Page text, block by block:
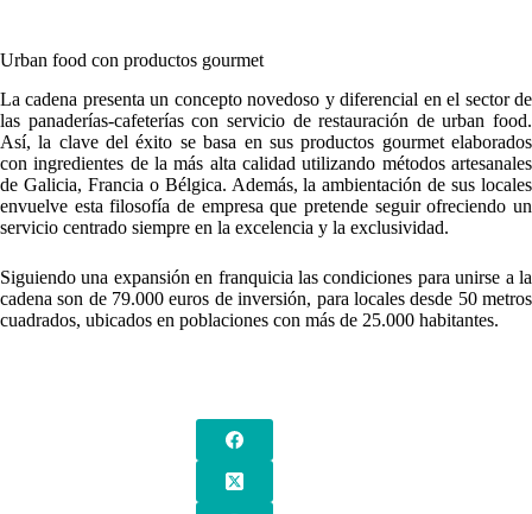
Urban food con productos gourmet
La cadena presenta un concepto novedoso y diferencial en el sector de
las panaderías-cafeterías con servicio de restauración de urban food.
Así, la clave del éxito se basa en sus productos gourmet elaborados
con ingredientes de la más alta calidad utilizando métodos artesanales
de Galicia, Francia o Bélgica. Además, la ambientación de sus locales
envuelve esta filosofía de empresa que pretende seguir ofreciendo un
servicio centrado siempre en la excelencia y la exclusividad.
Siguiendo una expansión en franquicia las condiciones para unirse a la
cadena son de 79.000 euros de inversión, para locales desde 50 metros
cuadrados, ubicados en poblaciones con más de 25.000 habitantes.